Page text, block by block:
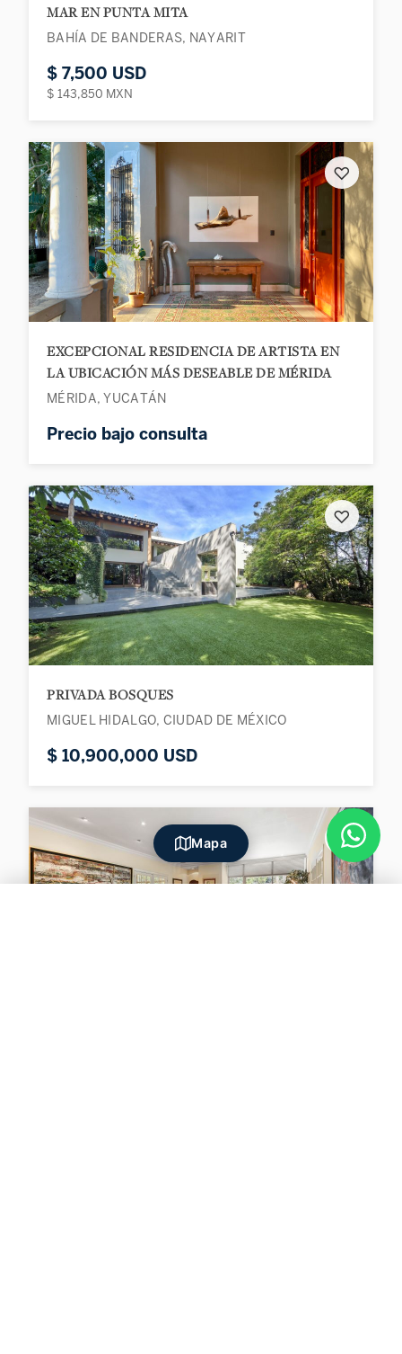
MAR EN PUNTA MITA
BAHÍA DE BANDERAS, NAYARIT
$ 7,500 USD
$ 143,850 MXN
♡
EXCEPCIONAL RESIDENCIA DE ARTISTA EN
LA UBICACIÓN MÁS DESEABLE DE MÉRIDA
MÉRIDA, YUCATÁN
Precio bajo consulta
♡
PRIVADA BOSQUES
MIGUEL HIDALGO, CIUDAD DE MÉXICO
$ 10,900,000 USD
♡
Mapa